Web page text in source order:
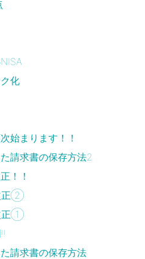
化
始まります！！
請求書の保存方法2
！！
正②
正①
請求書の保存方法